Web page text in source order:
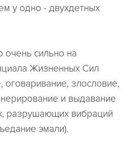
у одно - двухдетных
очень сильно на
Жизненных Сил
оговаривание, злословие,
и выдавание
разрушающих вибраций
эмали).